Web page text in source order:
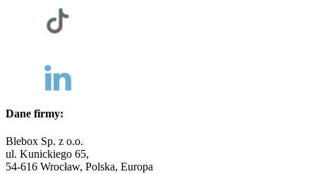
Dane firmy:
Blebox Sp. z o.o.
ul. Kunickiego 65,
54-616 Wrocław, Polska, Europa